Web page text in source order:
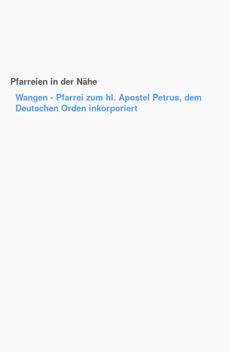
Pfarreien in der Nähe
Wangen - Pfarrei zum hl. Apostel Petrus, dem
Deutschen Orden inkorporiert